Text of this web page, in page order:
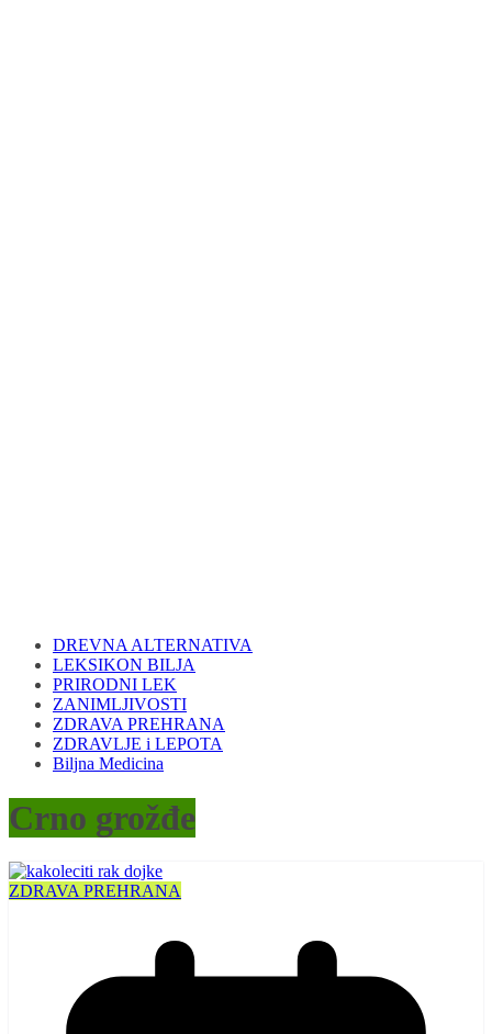
DREVNA ALTERNATIVA
LEKSIKON BILJA
PRIRODNI LEK
ZANIMLJIVOSTI
ZDRAVA PREHRANA
ZDRAVLJE i LEPOTA
Biljna Medicina
Crno grožđe
ZDRAVA PREHRANA